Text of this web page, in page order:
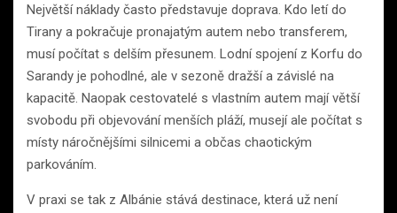
Největší náklady často představuje doprava. Kdo letí do
Tirany a pokračuje pronajatým autem nebo transferem,
musí počítat s delším přesunem. Lodní spojení z Korfu do
Sarandy je pohodlné, ale v sezoně dražší a závislé na
kapacitě. Naopak cestovatelé s vlastním autem mají větší
svobodu při objevování menších pláží, musejí ale počítat s
místy náročnějšími silnicemi a občas chaotickým
parkováním.
V praxi se tak z Albánie stává destinace, která už není